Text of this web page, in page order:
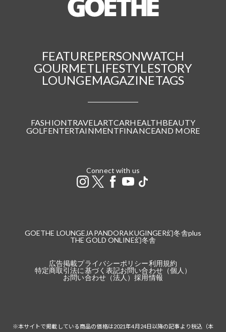
FEATUREPERSONWATCH
GOURMETLIFESTYLESTORY
LOUNGEMAGAZINETAGS
FASHIONTRAVEL ARTCARHEALTHBEAUTY
GOLFENTERTAINMENTFINANCEAND MORE
Connect with us
GOETHE LOUNGE JAPANDORAKUGINGER幻冬舎plus
THE GOLD ONLINE幻冬舎
広告掲載プライバシーポリシー利用規約
特定商取引法に基づく表記お問い合わせ（個人）
お問い合わせ（法人）採用情報
※本サイトで掲載している商品の価格は2021年4月24日以降の記事より税込（本